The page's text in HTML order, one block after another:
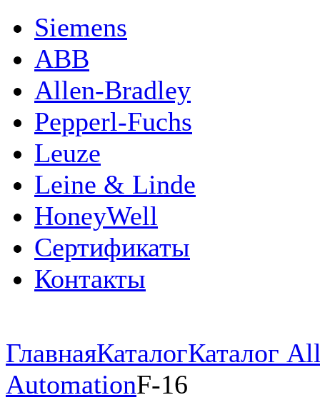
Siemens
ABB
Allen-Bradley
Pepperl-Fuchs
Leuze
Leine & Linde
HoneyWell
Сертификаты
Контакты
ГлавнаяКаталогКаталог
AutomationF-16